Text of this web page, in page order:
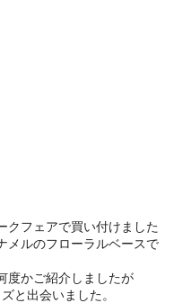
クフェアで買い付けました
ルのフローラルベースで
度かご紹介しましたが
と出会いました。